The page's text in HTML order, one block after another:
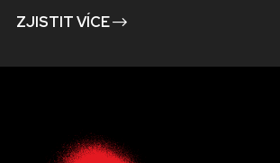
ZJISTIT VÍCE